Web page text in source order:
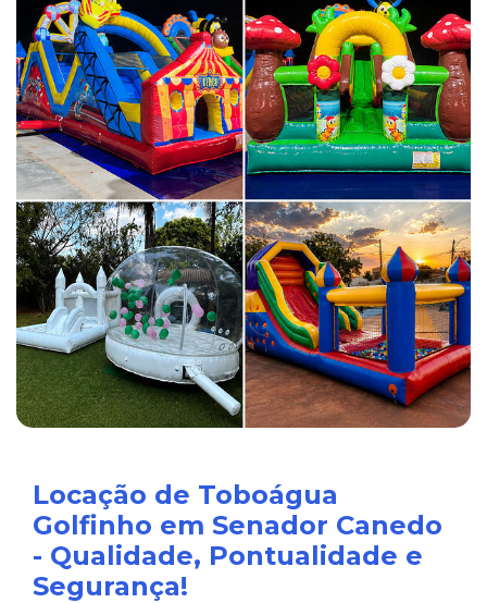
Locação de Toboágua
Golfinho em Senador Canedo
- Qualidade, Pontualidade e
Segurança!